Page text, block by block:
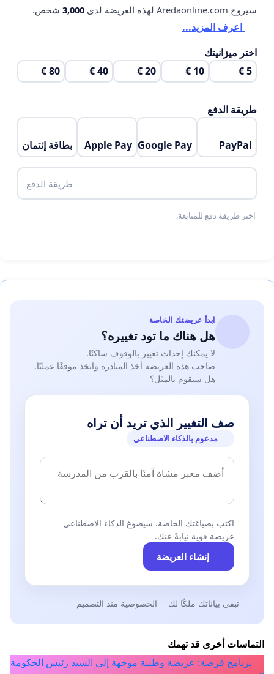
سيروج Aredaonline.com لهذه العريضة لدى 3,000 شخص.
اعرف المزيد...
اختر ميزانيتك
5 €
10 €
20 €
40 €
80 €
طريقة الدفع
PayPal
Google Pay
Apple Pay بطاقة إئتمان
طريقة الدفع
اختر طريقة دفع للمتابعة.
ابدأ عريضتك الخاصة
هل هناك ما تود تغييره؟
لا يمكنك إحداث تغيير بالوقوف ساكنًا.
صاحب هذه العريضة أخذ المبادرة واتخذ موقفًا عمليًا.
هل ستقوم بالمثل؟
صف التغيير الذي تريد أن تراه
مدعوم بالذكاء الاصطناعي
اكتب بصياغتك الخاصة. سيصوغ الذكاء الاصطناعي
عريضة قوية نيابةً عنك.
إنشاء العريضة
تبقى بياناتك ملكًا لك الخصوصية منذ التصميم
التماسات أخرى قد تهمك
برنامج فرصة: عريضة وطنية موجهة إلى السيد رئيس الحكومة